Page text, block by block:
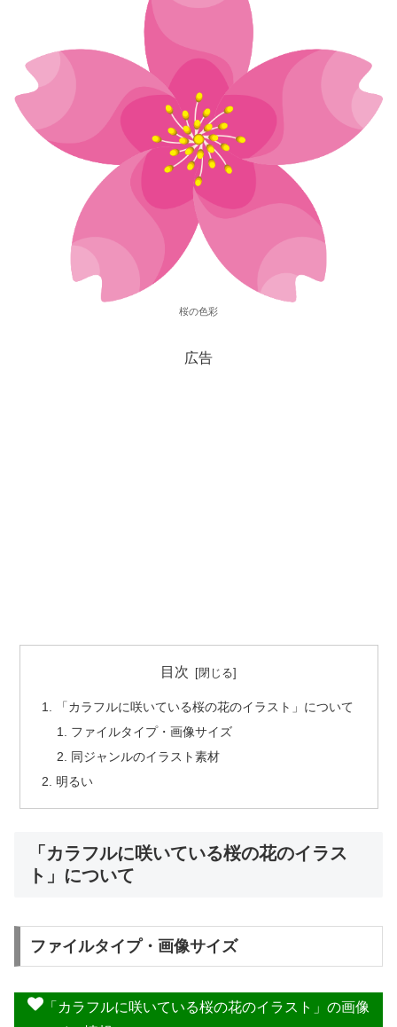
桜の色彩
広告
目次
「カラフルに咲いている桜の花のイラスト」について
ファイルタイプ・画像サイズ
同ジャンルのイラスト素材
明るい
「カラフルに咲いている桜の花のイラス
ト」について
ファイルタイプ・画像サイズ
「カラフルに咲いている桜の花のイラスト」の画像